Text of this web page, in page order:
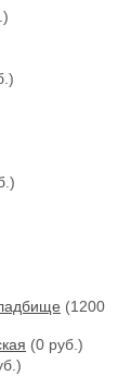
(1200
(0 руб.)